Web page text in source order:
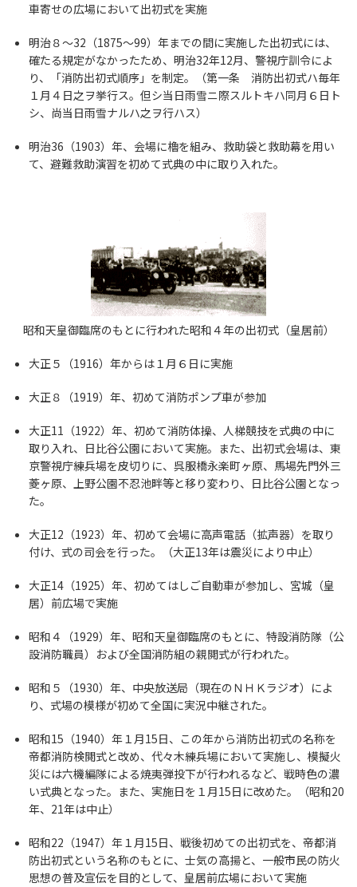
車寄せの広場において出初式を実施
明治８～32（1875～99）年までの間に実施した出初式には、
確たる規定がなかったため、明治32年12月、警視庁訓令によ
り、「消防出初式順序」を制定。（第一条 消防出初式ハ毎年
１月４日之ヲ挙行ス。但シ当日雨雪ニ際スルトキハ同月６日ト
シ、尚当日雨雪ナルハ之ヲ行ハス）
明治36（1903）年、会場に櫓を組み、救助袋と救助幕を用い
て、避難救助演習を初めて式典の中に取り入れた。
昭和天皇御臨席のもとに行われた昭和４年の出初式（皇居前）
大正５（1916）年からは１月６日に実施
大正８（1919）年、初めて消防ポンプ車が参加
大正11（1922）年、初めて消防体操、人梯競技を式典の中に
取り入れ、日比谷公園において実施。また、出初式会場は、東
京警視庁練兵場を皮切りに、呉服橋永楽町ヶ原、馬場先門外三
菱ヶ原、上野公園不忍池畔等と移り変わり、日比谷公園となっ
た。
大正12（1923）年、初めて会場に高声電話（拡声器）を取り
付け、式の司会を行った。（大正13年は震災により中止）
大正14（1925）年、初めてはしご自動車が参加し、宮城（皇
居）前広場で実施
昭和４（1929）年、昭和天皇御臨席のもとに、特設消防隊（公
設消防職員）および全国消防組の親閲式が行われた。
昭和５（1930）年、中央放送局（現在のＮＨＫラジオ）によ
り、式場の模様が初めて全国に実況中継された。
昭和15（1940）年１月15日、この年から消防出初式の名称を
帝都消防検閲式と改め、代々木練兵場において実施し、模擬火
災には六機編隊による焼夷弾投下が行われるなど、戦時色の濃
い式典となった。また、実施日を１月15日に改めた。（昭和20
年、21年は中止）
昭和22（1947）年１月15日、戦後初めての出初式を、帝都消
防出初式という名称のもとに、士気の高揚と、一般市民の防火
思想の普及宣伝を目的として、皇居前広場において実施